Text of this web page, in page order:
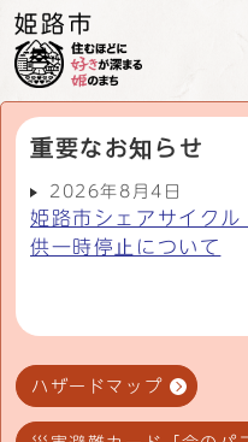
重要なお知らせ
2026年8月4日
姫路市シェアサイク
供一時停止について
ハザードマップ